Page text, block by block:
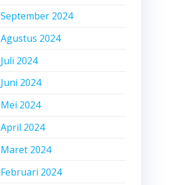
September 2024
Agustus 2024
Juli 2024
Juni 2024
Mei 2024
April 2024
Maret 2024
Februari 2024